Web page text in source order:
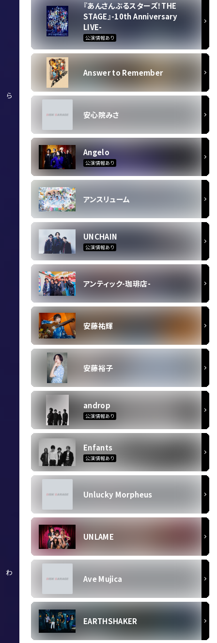
ら
わ
『あんさんぶるスターズ！THE
STAGE』-10th Anniversary
LIVE-
公演情報あり
Answer to Remember
安心院みさ
Angelo
公演情報あり
アンスリューム
UNCHAIN
公演情報あり
アンティック-珈琲店-
安藤祐輝
安藤裕子
androp
公演情報あり
Enfants
公演情報あり
Unlucky Morpheus
UNLAME
Ave Mujica
EARTHSHAKER